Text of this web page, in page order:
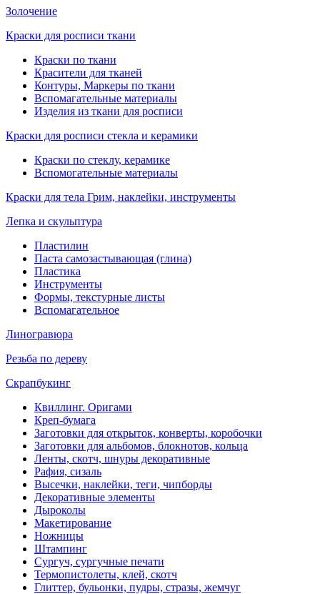
Золочение
Краски для росписи ткани
Краски по ткани
Красители для тканей
Контуры, Маркеры по ткани
Вспомагательные материалы
Изделия из ткани для росписи
Краски для росписи стекла и керамики
Краски по стеклу, керамике
Вспомогательные материалы
Краски для тела Грим, наклейки, инструменты
Лепка и скульптура
Пластилин
Паста самозастывающая (глина)
Пластика
Инструменты
Формы, текстурные листы
Вспомагательное
Линогравюра
Резьба по дереву
Скрапбукинг
Квиллинг. Оригами
Креп-бумага
Заготовки для открыток, конверты, коробочки
Заготовки для альбомов, блокнотов, кольца
Ленты, скотч, шнуры декоративные
Рафия, сизаль
Высечки, наклейки, теги, чипборды
Декоративные элементы
Дыроколы
Макетирование
Ножницы
Штампинг
Сургуч, сургучные печати
Термопистолеты, клей, скотч
Глиттер, бульонки, пудры, стразы, жемчуг